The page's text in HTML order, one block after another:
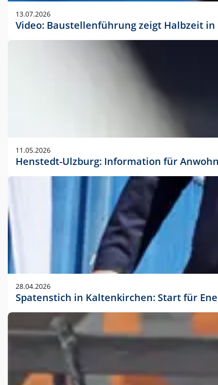
13.07.2026
Video: Baustellenführung zeigt Halbzeit
11.05.2026
Henstedt-Ulzburg: Information für
28.04.2026
Spatenstich in Kaltenkirchen: Start für